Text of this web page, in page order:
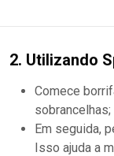
2. Utilizando
Comece
sobrancelhas;
Em seguida,
Isso ajuda a